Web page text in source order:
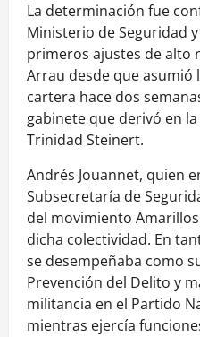
La determinación fue
Ministerio de Seguridad
primeros ajustes de alto
Arrau desde que asumió
cartera hace dos
gabinete que derivó en
Trinidad Steinert.
Andrés Jouannet, quien
Subsecretaría de
del movimiento
dicha colectividad. En
se desempeñaba como
Prevención del Delito y
militancia en el Partido
mientras ejercía